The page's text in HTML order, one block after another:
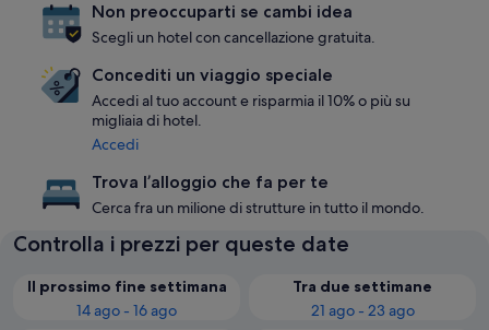
Non preoccuparti se cambi idea
Scegli un hotel con cancellazione gratuita.
Concediti un viaggio speciale
Accedi al tuo account e risparmia il 10% o più su
migliaia di hotel.
Accedi
Trova l’alloggio che fa per te
Cerca fra un milione di strutture in tutto il mondo.
Controlla i prezzi per queste date
Il prossimo fine settimana
14 ago - 16 ago
Tra due settimane
21 ago - 23 ago